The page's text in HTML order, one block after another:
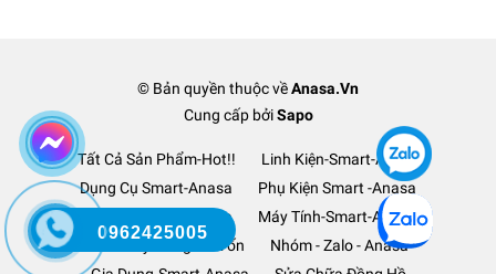
© Bản quyền thuộc vềAnasa.Vn
Cung cấp bởi Sapo
Tất Cả Sản Phẩm-Hot!!
Linh Kiện-Smart-Anasa
Dụng Cụ Smart-Anasa
Phụ Kiện Smart -Anasa
Ô Tô Xe Hơi TM-Anasa
Máy Tính-Smart-Anasa
Thanh Lý Hàng-Lỗ Vốn
Nhóm - Zalo - Anasa
0962425005